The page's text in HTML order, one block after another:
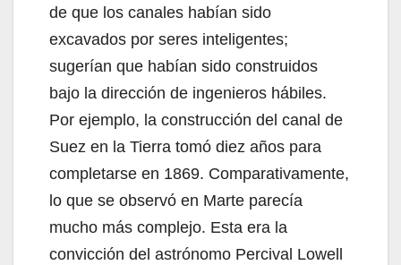
de que los canales habían sido
excavados por seres inteligentes;
sugerían que habían sido construidos
bajo la dirección de ingenieros hábiles.
Por ejemplo, la construcción del canal de
Suez en la Tierra tomó diez años para
completarse en 1869. Comparativamente,
lo que se observó en Marte parecía
mucho más complejo. Esta era la
convicción del astrónomo Percival Lowell